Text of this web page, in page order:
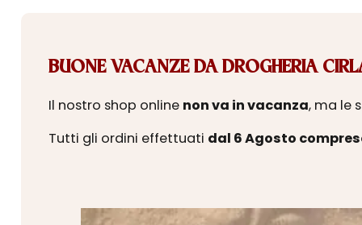
BUONE VACANZE DA DROGHERIA
Il nostro shop online non va in vacanza, ma le
Tutti gli ordini effettuati dal 6 Agosto